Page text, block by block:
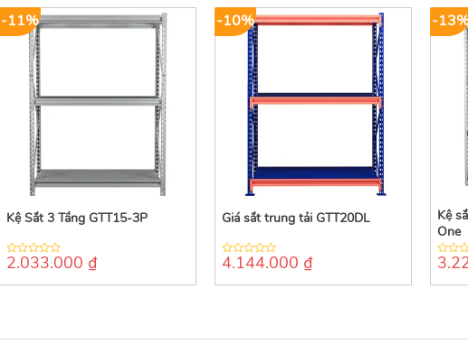
-11%
Kệ Sắt 3 Tầng GTT15-3P
0
of
2.033.000 ₫
-10%
Giá sắt trung tải GTT20DL
0
of
4.144.000 ₫
-
Kệ
One
0
of